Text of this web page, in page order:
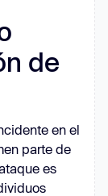
de
en el
parte de
es